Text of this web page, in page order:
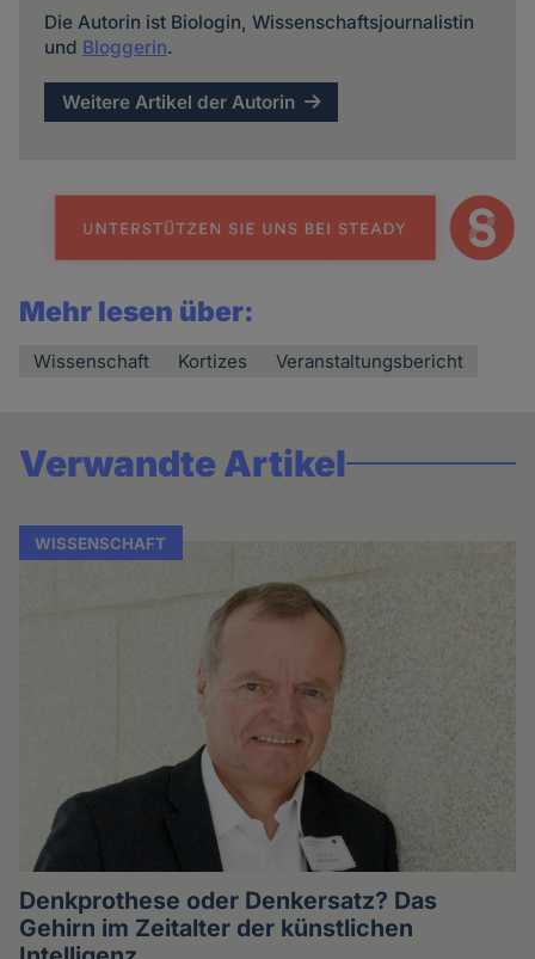
Die Autorin ist Biologin, Wissenschaftsjournalistin
und Bloggerin.
Weitere Artikel der Autorin
Mehr lesen über:
Wissenschaft Kortizes Veranstaltungsbericht
Verwandte Artikel
WISSENSCHAFT
Denkprothese oder Denkersatz? Das
Gehirn im Zeitalter der künstlichen